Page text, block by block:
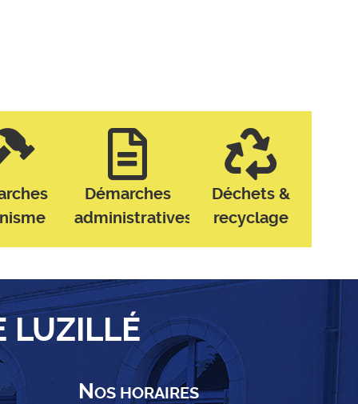
Démarches
administratives
Déchets &
recyclage
LUZILLÉ
NOS HORAIRES